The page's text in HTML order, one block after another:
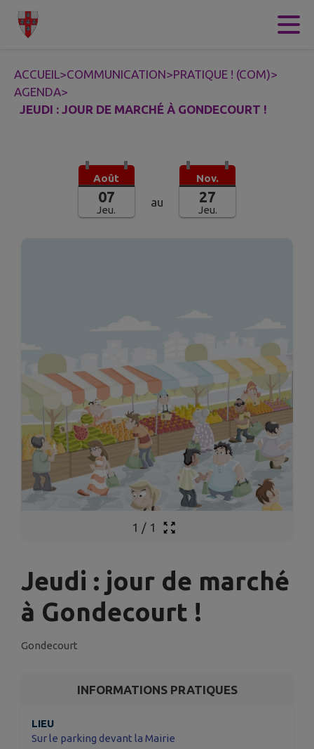
Contenu
ACCUEIL>COMMUNICATION>PRATIQUE ! (COM)>
AGENDA>
JEUDI : JOUR DE MARCHÉ À GONDECOURT !
Août
07
Jeu.
au
Nov.
27
Jeu.
1 / 1
Jeudi : jour de marché
à Gondecourt !
Gondecourt
INFORMATIONS PRATIQUES
LIEU
Sur le parking devant la Mairie